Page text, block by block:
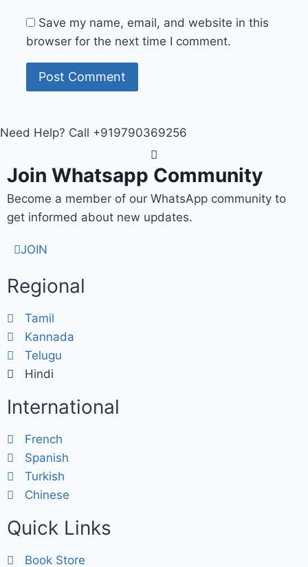
Save my name, email, and website in this
browser for the next time I comment.
Need Help? Call +919790369256
Join Whatsapp Community
Become a member of our WhatsApp community to
get informed about new updates.
JOIN
Regional
Tamil
Kannada
Telugu
Hindi
International
French
Spanish
Turkish
Chinese
Quick Links
Book Store